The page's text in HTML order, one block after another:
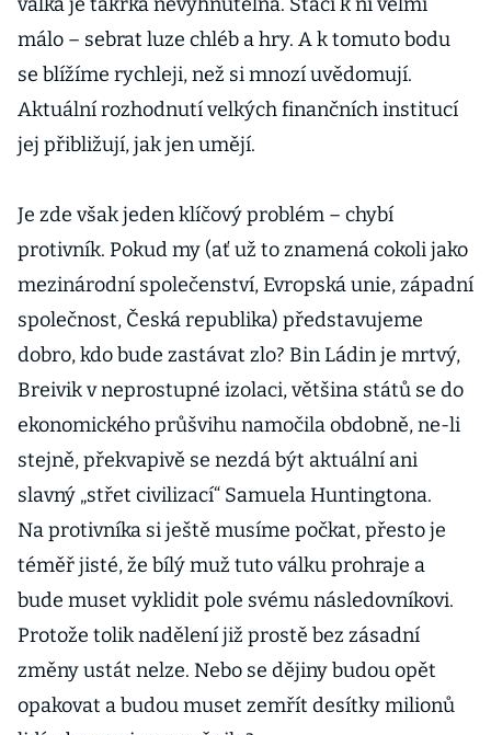
málo – sebrat luze chléb a hry. A k tomuto bodu
se blížíme rychleji, než si mnozí uvědomují.
Aktuální rozhodnutí velkých finančních institucí
jej přibližují, jak jen umějí.
Je zde však jeden klíčový problém – chybí
protivník. Pokud my (ať už to znamená cokoli jako
mezinárodní společenství, Evropská unie, západní
společnost, Česká republika) představujeme
dobro, kdo bude zastávat zlo? Bin Ládin je mrtvý,
Breivik v neprostupné izolaci, většina států se do
ekonomického průšvihu namočila obdobně, ne-li
stejně, překvapivě se nezdá být aktuální ani
slavný „střet civilizací“ Samuela Huntingtona.
Na protivníka si ještě musíme počkat, přesto je
téměř jisté, že bílý muž tuto válku prohraje a
bude muset vyklidit pole svému následovníkovi.
Protože tolik nadělení již prostě bez zásadní
změny ustát nelze. Nebo se dějiny budou opět
opakovat a budou muset zemřít desítky milionů